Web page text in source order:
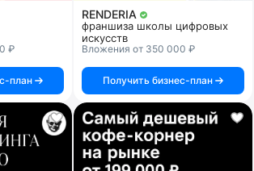
₽
план
RENDERIA
франшиза школы цифровых
искусств
Вложения от 350 000 ₽
Получить бизнес-план